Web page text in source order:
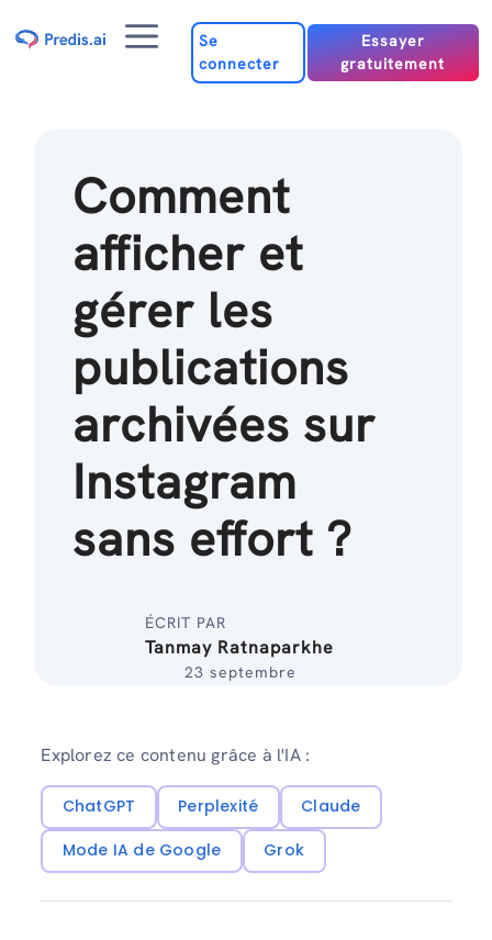
au
Menu
Se
connecter
Essayer
gratuitement
Comment
afficher et
gérer les
publications
archivées sur
Instagram
sans effort ?
ÉCRIT PAR
Tanmay Ratnaparkhe
23 septembre
Explorez ce contenu grâce à l'IA :
ChatGPT Perplexité
Claude
Mode IA de Google
Grok